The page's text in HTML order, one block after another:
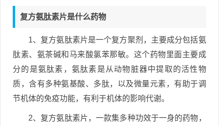
复方氨肽素片是什么药物
1、复方氨肽素片是一个复方聚剂，主要成分包括氨
肽素、氨茶碱和马来酸氯苯那敏。这个药物里面主要成
分的是氨肽素，氨肽素是从动物脏器中提取的活性物
质，含有多种氨基酸、多肽，以及微量元素，有助于调
节机体的免疫功能，有利于机体的影响代谢。
2、复方氨肽素片，一款集多种功效于一身的药物，